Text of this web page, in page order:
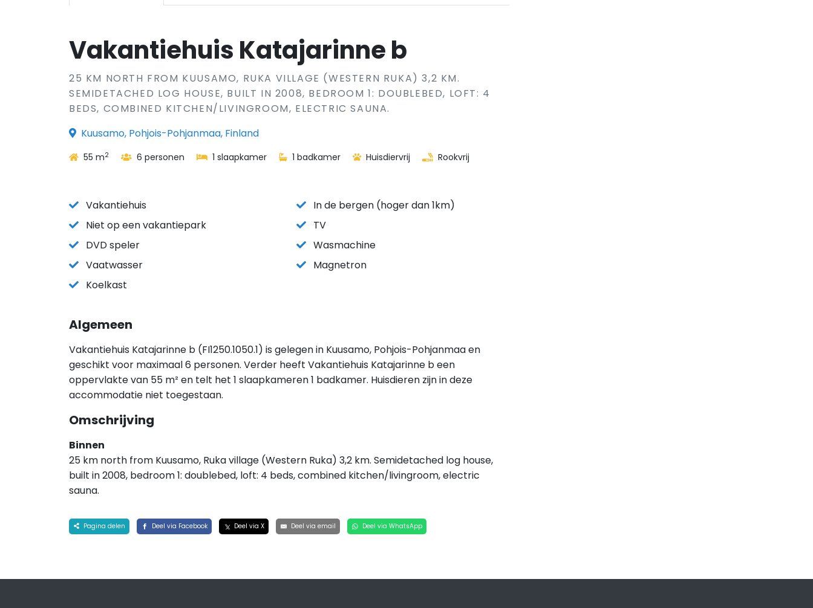
Vakantiehuis Katajarinne b
25 KM NORTH FROM KUUSAMO, RUKA VILLAGE (WESTERN RUKA) 3,2 KM.
SEMIDETACHED LOG HOUSE, BUILT IN 2008, BEDROOM 1: DOUBLEBED, LOFT: 4
BEDS, COMBINED KITCHEN/LIVINGROOM, ELECTRIC SAUNA.
Kuusamo, Pohjois-Pohjanmaa, Finland
55 m2 6 personen 1 slaapkamer 1 badkamer Huisdiervrij Rookvrij
Vakantiehuis
In de bergen (hoger dan 1km)
Niet op een vakantiepark
TV
DVD speler
Wasmachine
Vaatwasser
Magnetron
Koelkast
Algemeen
Vakantiehuis Katajarinne b (FI1250.1050.1) is gelegen in Kuusamo, Pohjois-Pohjanmaa en
geschikt voor maximaal 6 personen. Verder heeft Vakantiehuis Katajarinne b een
oppervlakte van 55 m² en telt het 1 slaapkameren 1 badkamer. Huisdieren zijn in deze
accommodatie niet toegestaan.
Omschrijving
Binnen
25 km north from Kuusamo, Ruka village (Western Ruka) 3,2 km. Semidetached log house,
built in 2008, bedroom 1: doublebed, loft: 4 beds, combined kitchen/livingroom, electric
sauna.
Pagina delen Deel via Facebook Deel via X Deel via email Deel via WhatsApp